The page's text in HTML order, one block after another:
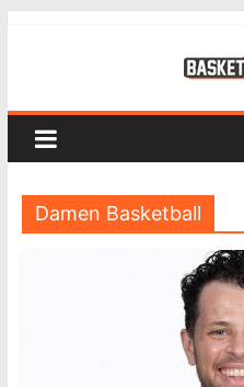
Damen Basketball